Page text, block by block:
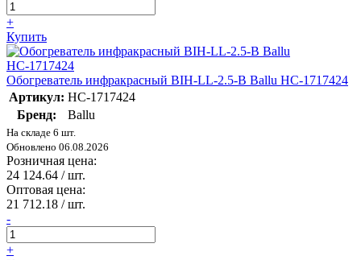
+
Купить
Обогреватель инфракрасный BIH-LL-2.5-B Ballu НС-1717424
Артикул: НС-1717424
Бренд:
Ballu
На складе 6 шт.
Обновлено 06.08.2026
Розничная цена:
24 124.64 / шт.
Оптовая цена:
21 712.18 / шт.
-
+